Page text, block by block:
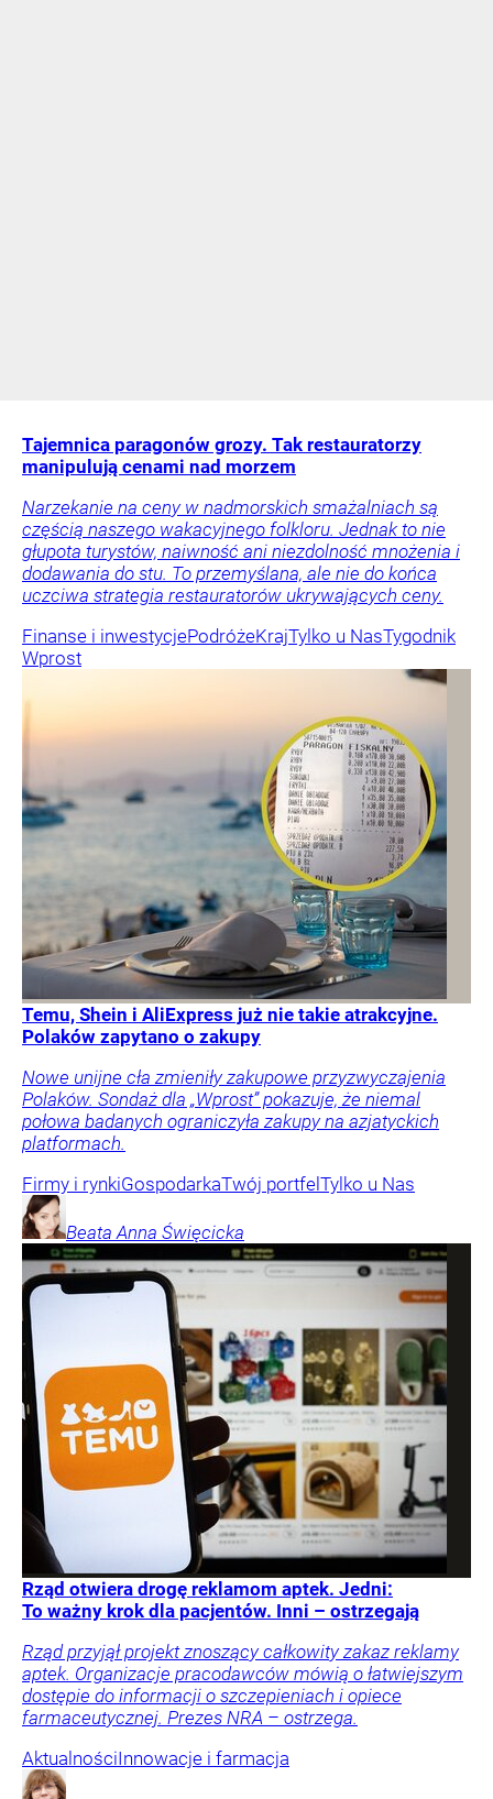
Tajemnica paragonów grozy. Tak restauratorzy
manipulują cenami nad morzem
Narzekanie na ceny w nadmorskich smażalniach są
częścią naszego wakacyjnego folkloru. Jednak to nie
głupota turystów, naiwność ani niezdolność mnożenia i
dodawania do stu. To przemyślana, ale nie do końca
uczciwa strategia restauratorów ukrywających ceny.
Finanse i inwestycjePodróżeKrajTylko u NasTygodnik
Wprost
Temu, Shein i AliExpress już nie takie atrakcyjne.
Polaków zapytano o zakupy
Nowe unijne cła zmieniły zakupowe przyzwyczajenia
Polaków. Sondaż dla „Wprost” pokazuje, że niemal
połowa badanych ograniczyła zakupy na azjatyckich
platformach.
Firmy i rynkiGospodarkaTwój portfelTylko u Nas
Beata Anna Święcicka
Rząd otwiera drogę reklamom aptek. Jedni:
To ważny krok dla pacjentów. Inni – ostrzegają
Rząd przyjął projekt znoszący całkowity zakaz reklamy
aptek. Organizacje pracodawców mówią o łatwiejszym
dostępie do informacji o szczepieniach i opiece
farmaceutycznej. Prezes NRA – ostrzega.
AktualnościInnowacje i farmacja